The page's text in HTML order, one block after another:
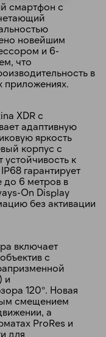
смартфон с
новейшим
и 6-
что
в
приложениях.
XDR с
адаптивную
яркость
корпус с
к
гарантирует
до 6 метров в
On Display
без активации
включает
с
и
120°. Новая
смещением
а
ProRes и
для